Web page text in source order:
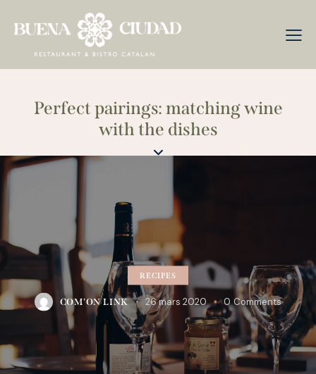
Perfect pairings: matching wine
with the dishes
RECIPES
COM'ON LINK 26 mars 2020 0 Comments